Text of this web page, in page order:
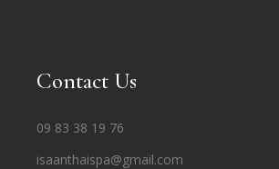
Contact Us
09 83 38 19 76
isaanthaispa@gmail.com